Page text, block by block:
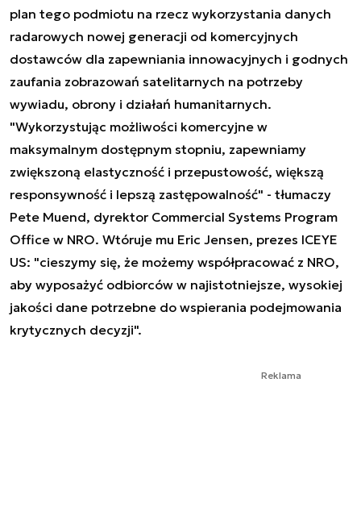
plan tego podmiotu na rzecz wykorzystania danych
radarowych nowej generacji od komercyjnych
dostawców dla zapewniania innowacyjnych i godnych
zaufania zobrazowań satelitarnych na potrzeby
wywiadu, obrony i działań humanitarnych.
"Wykorzystując możliwości komercyjne w
maksymalnym dostępnym stopniu, zapewniamy
zwiększoną elastyczność i przepustowość, większą
responsywność i lepszą zastępowalność" - tłumaczy
Pete Muend, dyrektor Commercial Systems Program
Office w NRO. Wtóruje mu Eric Jensen, prezes ICEYE
US: "cieszymy się, że możemy współpracować z NRO,
aby wyposażyć odbiorców w najistotniejsze, wysokiej
jakości dane potrzebne do wspierania podejmowania
krytycznych decyzji".
Reklama